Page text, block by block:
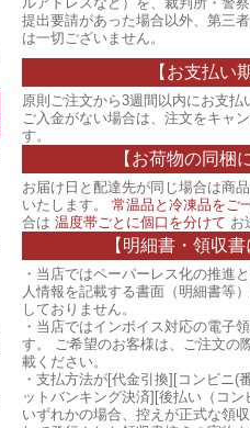
提出要請があった場合以外、第三
は一切ございません。
【お支払い
原則ご注文から3週間以内にお支
ご入金がない場合は、注文をキャ
す。
【お荷物の同梱
お届け日と配達先が同じ場合は商
いたします。 常温品と冷凍品をご
合は 温度帯ごとに個口を分けて お
【明細書・領収書
・当店ではペーパーレス化の推進
人情報を記載する書面（明細書等
しておりません。
・当店ではインボイス対応の電子
す。 ご希望のお客様は、ご注文の
載ください。
・支払方法が[代金引換][コンビニ(
ットバンキング決済][後払い（コ
いずれかの場合、控えが正式な領